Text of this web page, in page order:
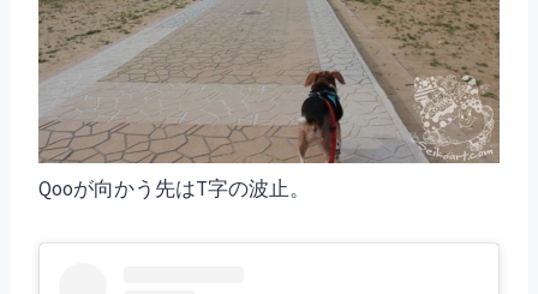
Qooが向かう先はT字の波止。